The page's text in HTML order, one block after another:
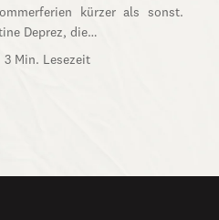
kürzer als sonst.
Deprez, die…
3 Min. Lesezeit